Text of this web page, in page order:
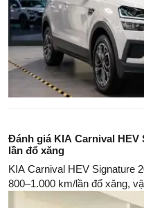
Đánh giá KIA Carnival HEV
lần đổ xăng
KIA Carnival HEV Signature
800–1.000 km/lần đổ xăng,